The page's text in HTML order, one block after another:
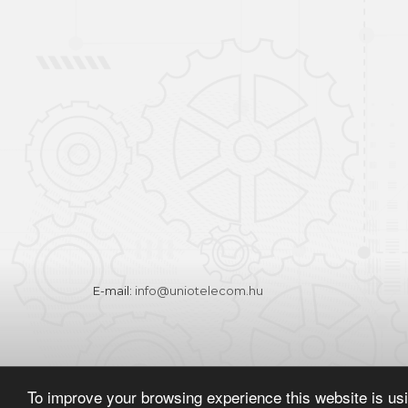
To improve your browsing experience this website is
E-mail: info@uniotelecom.hu
Copyright © 2026. Minden jog fenntartva | Telefon: